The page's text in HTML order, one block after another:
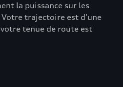
la puissance sur les
trajectoire est d'une
tenue de route est